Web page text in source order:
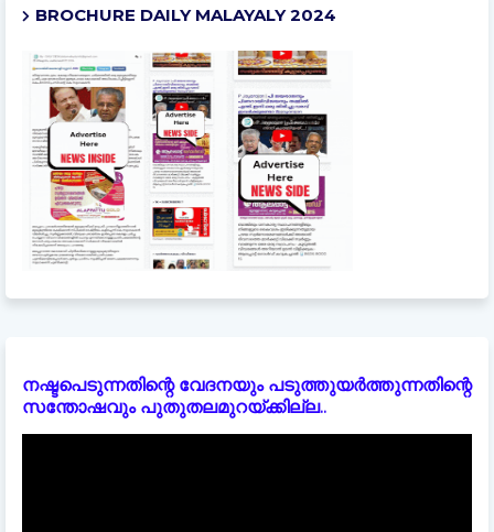
BROCHURE DAILY MALAYALY 2024
നഷ്ടപെടുന്നതിന്റെ വേദനയും പടുത്തുയർത്തുന്നതിന്റെ
സന്തോഷവും പുതുതലമുറയ്ക്കില്ല..